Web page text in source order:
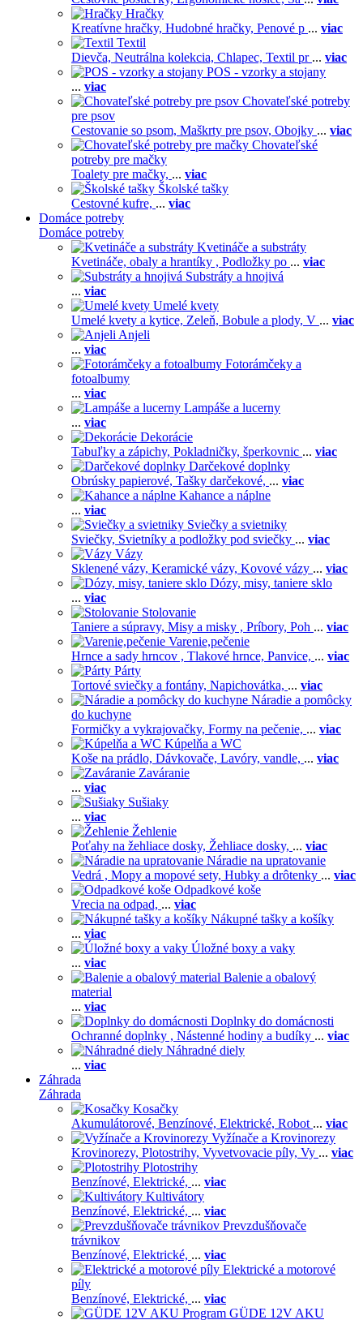
Hračky
Kreatívne hračky, Hudobné hračky, Penové p ... viac
Textil
Dievča, Neutrálna kolekcia, Chlapec, Textil pr ... viac
POS - vzorky a stojany
... viac
Chovateľské potreby
pre psov
Cestovanie so psom, Maškrty pre psov, Obojky ... viac
Chovateľské
potreby pre mačky
Toalety pre mačky, ... viac
Školské tašky
Cestovné kufre, ... viac
Domáce potreby
Domáce potreby
Kvetináče a substráty
Kvetináče, obaly a hrantíky , Podložky po ... viac
Substráty a hnojivá
... viac
Umelé kvety
Umelé kvety a kytice, Zeleň, Bobule a plody, V ... viac
Anjeli
... viac
Fotorámčeky a
fotoalbumy
... viac
Lampáše a lucerny
... viac
Dekorácie
Tabuľky a zápichy, Pokladničky, šperkovnic ... viac
Darčekové doplnky
Obrúsky papierové, Tašky darčekové, ... viac
Kahance a náplne
... viac
Sviečky a svietniky
Sviečky, Svietníky a podložky pod sviečky ... viac
Vázy
Sklenené vázy, Keramické vázy, Kovové vázy ... viac
Dózy, misy, taniere sklo
... viac
Stolovanie
Taniere a súpravy, Misy a misky , Príbory, Poh ... viac
Varenie,pečenie
Hrnce a sady hrncov , Tlakové hrnce, Panvice, ... viac
Párty
Tortové sviečky a fontány, Napichovátka, ... viac
Náradie a pomôcky
do kuchyne
Formičky a vykrajovačky, Formy na pečenie, ... viac
Kúpelňa a WC
Koše na prádlo, Dávkovače, Lavóry, vandle, ... viac
Zaváranie
... viac
Sušiaky
... viac
Žehlenie
Poťahy na žehliace dosky, Žehliace dosky, ... viac
Náradie na upratovanie
Vedrá , Mopy a mopové sety, Hubky a drôtenky ... viac
Odpadkové koše
Vrecia na odpad, ... viac
Nákupné tašky a košíky
... viac
Úložné boxy a vaky
... viac
Balenie a obalový
material
... viac
Doplnky do domácnosti
Ochranné doplnky , Nástenné hodiny a budíky ... viac
Náhradné diely
... viac
Záhrada
Záhrada
Kosačky
Akumulátorové, Benzínové, Elektrické, Robot ... viac
Vyžínače a Krovinorezy
Krovinorezy, Plotostrihy, Vyvetvovacie píly, Vy ... viac
Plotostrihy
Benzínové, Elektrické, ... viac
Kultivátory
Benzínové, Elektrické, ... viac
Prevzdušňovače
trávnikov
Benzínové, Elektrické, ... viac
Elektrické a motorové
píly
Benzínové, Elektrické, ... viac
GÜDE 12V AKU